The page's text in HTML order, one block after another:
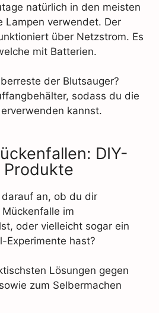
natürlich in den meisten
Lampen verwendet. Der
über Netzstrom. Es
mit Batterien.
der Blutsauger?
sodass du die
kannst.
DIY-
Produkte
an, ob du dir
im
oder vielleicht sogar ein
Experimente hast?
Lösungen gegen
zum Selbermachen